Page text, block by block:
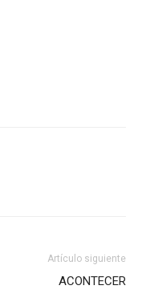
Artículo siguiente
ACONTECER